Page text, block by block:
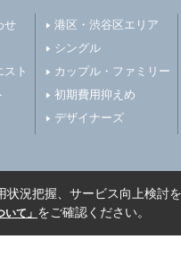
せ
スト
港区・渋谷区エリア
シングル
カップル・ファミリー
初期費用抑えめ
デザイナーズ
状況把握、サービス向上検討
て」 をご確認ください。